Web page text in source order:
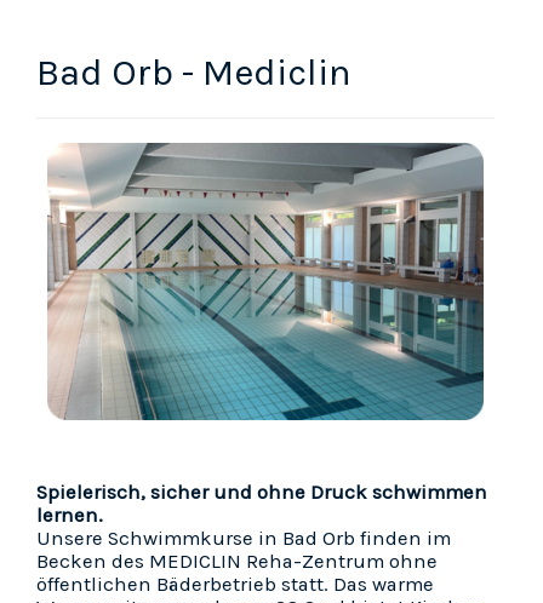
Bad Orb - Mediclin
Spielerisch, sicher und ohne Druck schwimmen
lernen.
Unsere Schwimmkurse in Bad Orb finden im
Becken des MEDICLIN Reha-Zentrum ohne
öffentlichen Bäderbetrieb statt. Das warme